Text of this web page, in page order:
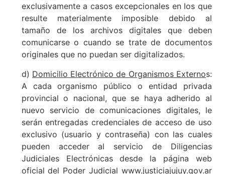
exclusivamente a casos excepcionales en los que
resulte materialmente imposible debido al
tamaño de los archivos digitales que deben
comunicarse o cuando se trate de documentos
originales que no puedan ser digitalizados.
d) Domicilio Electrónico de Organismos Externos:
A cada organismo público o entidad privada
provincial o nacional, que se haya adherido al
nuevo servicio de comunicaciones digitales, le
serán entregadas credenciales de acceso de uso
exclusivo (usuario y contraseña) con las cuales
pueden acceder al servicio de Diligencias
Judiciales Electrónicas desde la página web
oficial del Poder Judicial www.justiciajujuy.gov.ar